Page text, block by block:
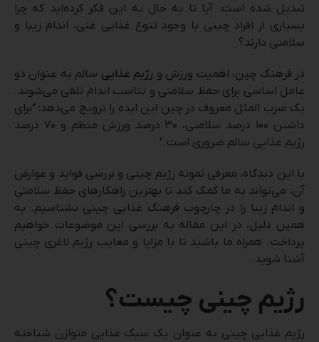
تبدیل شده است. آیا تا به حال به این فکر کرده‌اید که چرا
بسیاری از افراد چینی با وجود تنوع غذایی غنی، اندام زیبا و
سلامتی دارند؟
در فرهنگ چین، اهمیت ورزش و رژیم غذایی سالم به عنوان دو
عامل اساسی برای حفظ سلامتی و تناسب اندام تلقی می‌شوند.
یک ضرب المثل معروف در چین این ایده را ترویج می‌دهد: “برای
داشتن ۱۰۰ درصد سلامتی، ۳۰ درصد ورزش منظم و ۷۰ درصد
رژیم غذایی سالم ضروری است.”
با این دیدگاه، معرفی نمونه رژیم چینی و بررسی فواید و عوارض
آن، می‌تواند به ما کمک کند تا بهترین راهکارهای حفظ سلامتی
و اندام زیبا را در چارچوب فرهنگ غذایی چینی بشناسیم. به
همین دلیل، در این مقاله به بررسی این موضوعات خواهیم
پرداخت. همراه ما باشید تا با مزایا و معایب رژیم لاغری چینی
آشنا شوید.
رژیم چینی چیست؟
رژیم غذایی چینی به عنوان یک سبک غذایی متوازن شناخته